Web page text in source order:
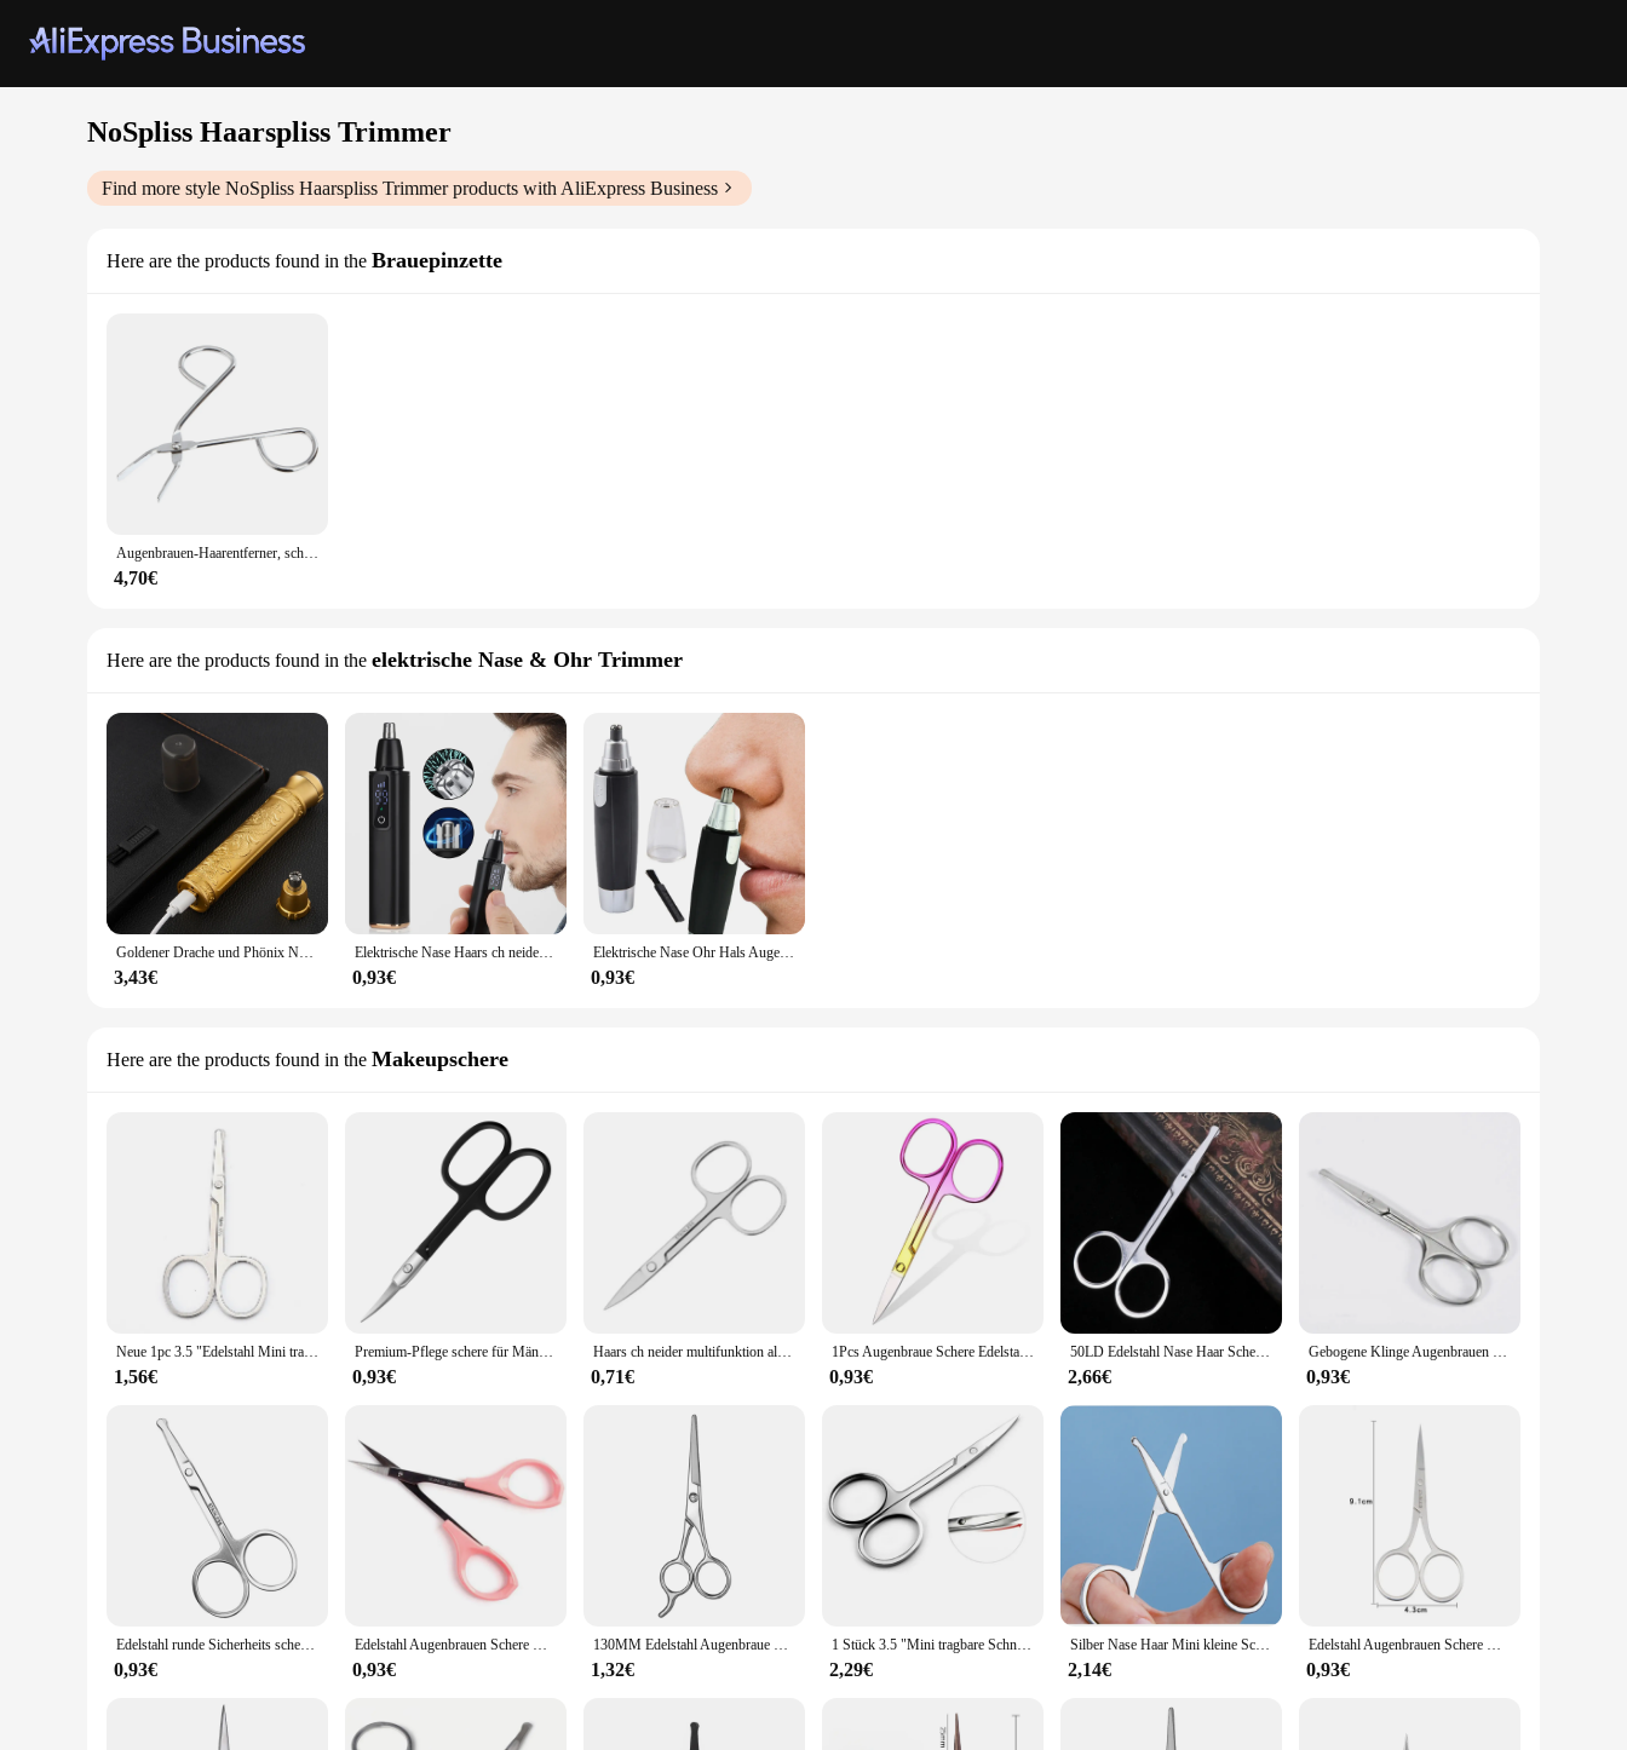
NoSpliss Haarspliss Trimmer
Find more style NoSpliss Haarspliss Trimmerproducts with AliExpress Business
Here are the products found in the Brauepinzette
Augenbrauen-Haarentferner, schräge Spitze, Augenbrauen-Pinzette, modifizieren den Nasentrimmer, Damen-Pinzette, Schere
4,70€
Here are the products found in the elektrische Nase & Ohr Trimmer
Goldener Drache und Phönix Nase Haars ch neider Clearing Nasenlöcher kleine tragbare Nase Ohr Haarentferner Unisex wasch bar Messer kopf
3,43€
Elektrische Nase Haars ch neider USB wiederauf ladbare digitale multifunktion ale Gesichts rasierer Lippen Augenbrauen Haarentferner Rasierer
0,93€
Elektrische Nase Ohr Hals Augenbraue Haar Trimmer Rasierer Groomer Clipper Remover für Männer Frauen Persönliche Auto Für Haus Büro shop
0,93€
Here are the products found in the Makeupschere
Neue 1pc 3.5 "Edelstahl Mini tragbare gebogene Schnurrbart Nase Ohr Haarentferner Trimmer kleine Schere kleine Schere
1,56€
Premium-Pflege schere für Männer und Frauen, Nasen haars ch neider für Männer, gebogene Haars chneide maschinen für Gesichts haare, Augenbrauen, Nasen haare
0,93€
Haars ch neider multifunktion ale Edelstahl Nase Haarschnitt runder Kopf manuelle Augenbrauen Trimmen Barts chere Beauty-Tool
0,71€
1Pcs Augenbraue Schere Edelstahl Wimpern Trimmer Gesichts Nase Haar Remover Maniküre Nagel Häutchen Schönheit Schere Make-Up Werkzeuge
0,93€
50LD Edelstahl Nase Haar Schere Ohr für Gesichts Trimmer Cut Schönheit Zu
2,66€
Gebogene Klinge Augenbrauen schere profession elle Edelstahl Präzisions schneider Augenbrauen Wimpern Haarentferner Werkzeug Nase Haars chere
0,93€
Edelstahl runde Sicherheits schere Augenbrauen Make-up Schere Schönheit Nase Haars ch neider Schere Augenbrauen mit scharfem Kopf
0,93€
Edelstahl Augenbrauen Schere Maniküre Nagel Nagel haut Trimmer Nase Haarentferner scharfe Spitze Kurve Schönheit Make-up-Tool
0,93€
130MM Edelstahl Augenbraue Wimpern Nase Haar Schere Entferner Make-Up Werkzeug Schere Maniküre Häutchen Entfernen Cutter Trimmer
1,32€
1 Stück 3.5 "Mini tragbare Schnurrbarts chere Edelstahl Schnurrbart Nase Ohr Haarentferner Scheren schneider Multifunktion schere
2,29€
Silber Nase Haar Mini kleine Schere Wimpern Gesichts haar gerade runde Spitzen für Augenbrauen Nagel Bärte Maniküre Edelstahl
2,14€
Edelstahl Augenbrauen Schere Make-up Wimpern schneider Gesichts haarentferner Maniküre Schere Nase Haar Werkzeug Schönheit Mini Schere
0,93€